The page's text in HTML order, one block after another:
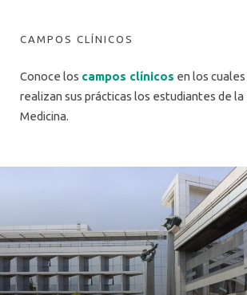
CAMPOS CLÍNICOS
Conoce los campos clínicos en los
realizan sus prácticas los estudiantes de la
Medicina.